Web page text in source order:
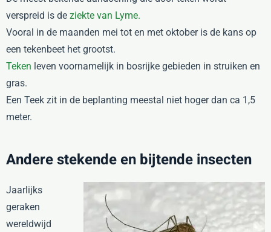
verspreid is de ziekte van Lyme.
Vooral in de maanden mei tot en met oktober is de kans op
een tekenbeet het grootst.
Teken leven voornamelijk in bosrijke gebieden in struiken en
gras.
Een Teek zit in de beplanting meestal niet hoger dan ca 1,5
meter.
Andere stekende en bijtende insecten
Jaarlijks
geraken
wereldwijd